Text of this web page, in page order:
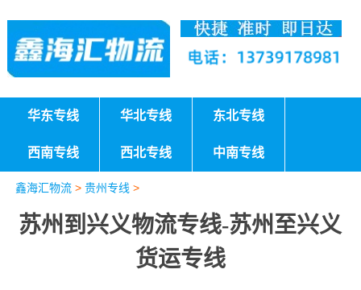
华东专线 华北专线 东北专线
西南专线 西北专线 中南专线
鑫海汇物流> 贵州专线 >
苏州到兴义物流专线-苏州至兴义
货运专线